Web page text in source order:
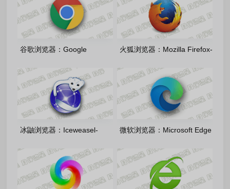
谷歌浏览器：Google
正式版+便携增强版
火狐浏览器：Mozilla Firefox-
冰鼬浏览器：Iceweasel-
文绿色版
微软浏览器：Microsoft Edge